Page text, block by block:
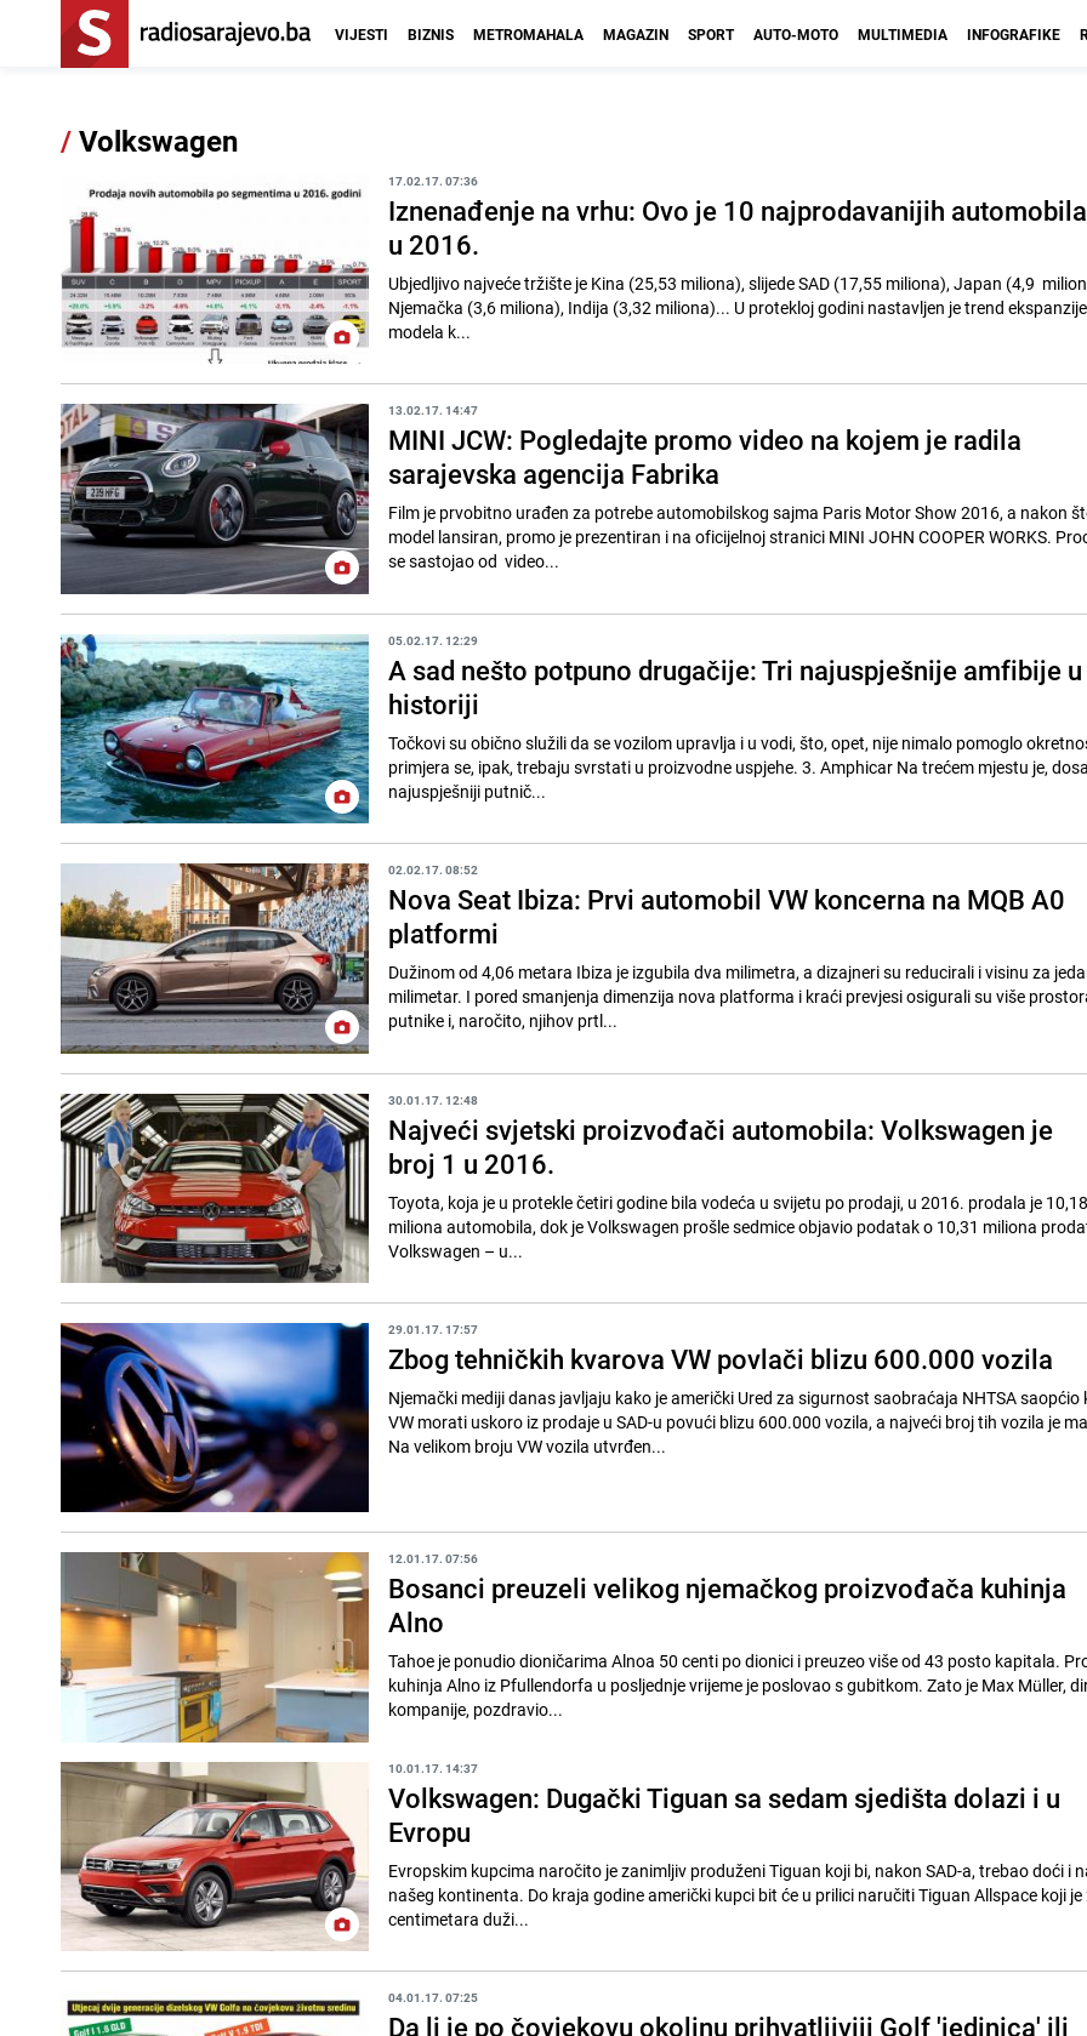
VIJESTI BIZNIS METROMAHALA MAGAZIN SPORT AUTO-MOTO MULTIMEDIA INFOGRAFIKE
/Volkswagen
17.02.17. 07:36
Iznenađenje na vrhu: Ovo je 10 najprodavanijih automobila
u 2016.
Ubjedljivo najveće tržište je Kina (25,53 miliona), slijede SAD (17,55 miliona), Japan (4,9
Njemačka (3,6 miliona), Indija (3,32 miliona)... U protekloj godini nastavljen je trend ekspanzije SUV
modela k...
13.02.17. 14:47
MINI JCW: Pogledajte promo video na kojem je radila
sarajevska agencija Fabrika
Film je prvobitno urađen za potrebe automobilskog sajma Paris Motor Show 2016, a nakon
model lansiran, promo je prezentiran i na oficijelnoj stranici MINI JOHN COOPER WORKS.
se sastojao od video...
05.02.17. 12:29
A sad nešto potpuno drugačije: Tri najuspješnije amfibije u
historiji
Točkovi su obično služili da se vozilom upravlja i u vodi, što, opet, nije nimalo pomoglo
primjera se, ipak, trebaju svrstati u proizvodne uspjehe. 3. Amphicar Na trećem mjestu je,
najuspješniji putnič...
02.02.17. 08:52
Nova Seat Ibiza: Prvi automobil VW koncerna na MQB A0
platformi
Dužinom od 4,06 metara Ibiza je izgubila dva milimetra, a dizajneri su reducirali i visinu za
milimetar. I pored smanjenja dimenzija nova platforma i kraći prevjesi osigurali su više
putnike i, naročito, njihov prtl...
30.01.17. 12:48
Najveći svjetski proizvođači automobila: Volkswagen je
broj 1 u 2016.
Toyota, koja je u protekle četiri godine bila vodeća u svijetu po prodaji, u 2016. prodala je 10,18
miliona automobila, dok je Volkswagen prošle sedmice objavio podatak o 10,31 miliona
Volkswagen – u...
29.01.17. 17:57
Zbog tehničkih kvarova VW povlači blizu 600.000 vozila
Njemački mediji danas javljaju kako je američki Ured za sigurnost saobraćaja NHTSA saopćio
VW morati uskoro iz prodaje u SAD-u povući blizu 600.000 vozila, a najveći broj tih vozila je
Na velikom broju VW vozila utvrđen...
12.01.17. 07:56
Bosanci preuzeli velikog njemačkog proizvođača kuhinja
Alno
Tahoe je ponudio dioničarima Alnoa 50 centi po dionici i preuzeo više od 43 posto kapitala.
kuhinja Alno iz Pfullendorfa u posljednje vrijeme je poslovao s gubitkom. Zato je Max Müller,
kompanije, pozdravio...
10.01.17. 14:37
Volkswagen: Dugački Tiguan sa sedam sjedišta dolazi i u
Evropu
Evropskim kupcima naročito je zanimljiv produženi Tiguan koji bi, nakon SAD-a, trebao doći i
našeg kontinenta. Do kraja godine američki kupci bit će u prilici naručiti Tiguan Allspace koji je
centimetara duži...
04.01.17. 07:25
Da li je po čovjekovu okolinu prihvatljiviji Golf 'jedinica' ili